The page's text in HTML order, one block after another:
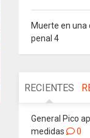
Muerte en una
penal 4
RECIENTES
General Pico
medidas
0